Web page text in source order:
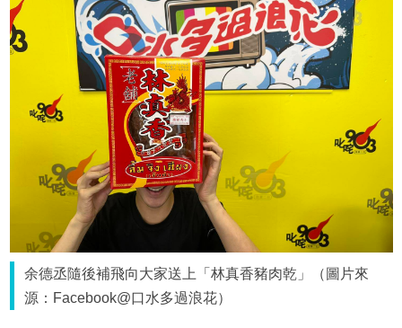
余德丞隨後補飛向大家送上「林真香豬肉乾」（圖片來
源：Facebook@口水多過浪花）